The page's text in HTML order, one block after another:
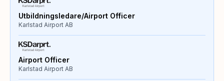
Utbildningsledare/Airport Officer
Karlstad Airport AB
Airport Officer
Karlstad Airport AB